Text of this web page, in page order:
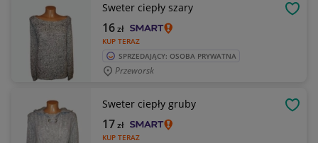
Sweter ciepły szary
KUP TERAZ
16zł
SPRZEDAJĄCY: OSOBA PRYWATNA
Przeworsk
Sweter ciepły gruby
KUP TERAZ
17zł